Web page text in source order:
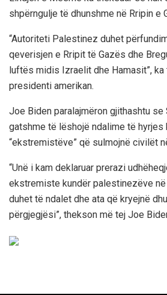
shpërngulje të dhunshme në Rripin e
“Autoriteti Palestinez duhet
qeverisjen e Rripit të Gazës dhe
luftës midis Izraelit dhe Hamasit”,
presidenti amerikan.
Joe Biden paralajmëron gjithashtu se
gatshme të lëshojë ndalime të hyrjes
“ekstremistëve” që sulmojnë civilët
“Unë i kam deklaruar prerazi
ekstremiste kundër palestinezëve
duhet të ndalet dhe ata që kryejnë
përgjegjësi”, thekson më tej Joe